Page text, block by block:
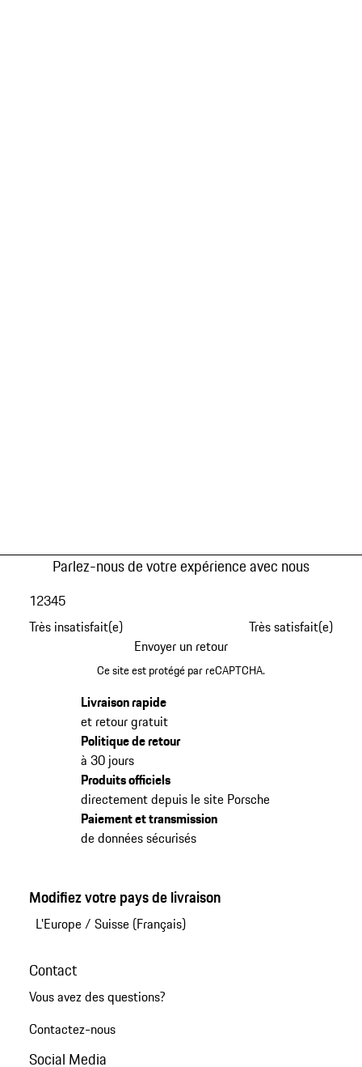
Parlez-nous de votre expérience avec nous
Très insatisfait(e)
12345
Très satisfait(e)
Envoyer un retour
Ce site est protégé par reCAPTCHA.
Livraison rapide
et retour gratuit
Politique de retour
à 30 jours
Produits officiels
directement depuis le site Porsche
Paiement et transmission
de données sécurisés
Modifiez votre pays de livraison
L'Europe/ Suisse (Français)
Contact
Vous avez des questions?
Contactez-nous
Social Media